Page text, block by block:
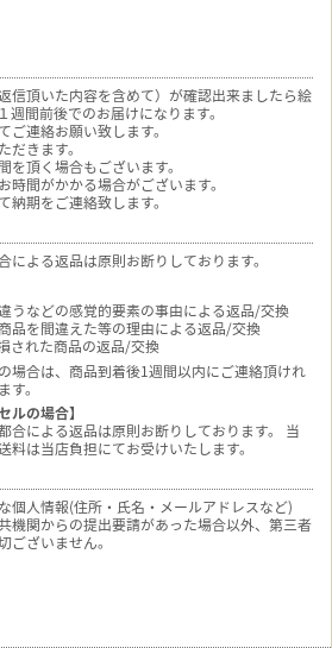
信頂いた内容を含めて）が確認出来ましたら絵
間前後でのお届けになります。
連絡お願い致します。
きます。
頂く場合もございます。
時間がかかる場合がございます。
期をご連絡致します。
よる返品は原則お断りしております。
うなどの感覚的要素の事由による返品/交換
品を間違えた等の理由による返品/交換
された商品の返品/交換
場合は、商品到着後1週間以内にご連絡頂けれ
。
ルの場合】
合による返品は原則お断りしております。 当
は当店負担にてお受けいたします。
個人情報(住所・氏名・メールアドレスなど)
機関からの提出要請があった場合以外、第三者
ございません。